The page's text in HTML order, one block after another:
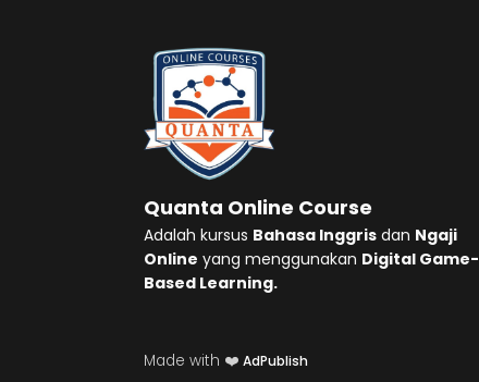
Quanta Online Course
Adalah kursus Bahasa Inggris dan Ngaji
Online yang menggunakan Digital Game-
Based Learning.
Made with ❤️ AdPublish